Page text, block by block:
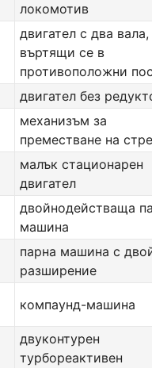
локомотив
двигател с два вала,
въртящи се в
противоположни
двигател без
механизъм за
преместване на
малък стационарен
двигател
двойнодействаща
машина
парна машина с
разширение
компаунд-машина
двуконтурен
турбореактивен